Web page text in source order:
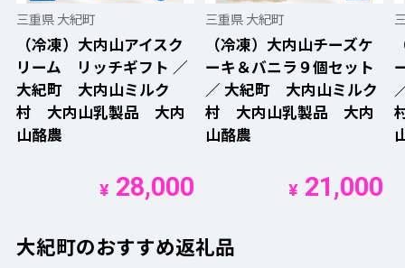
三重県 大紀町
（冷凍）大内山アイスク
リーム リッチギフト ／
大紀町 大内山ミルク
村 大内山乳製品 大内
山酪農
¥ 28,000
三重県 大紀町
（冷凍）大内山チーズケ
ーキ＆バニラ９個セット
／ 大紀町 大内山ミルク
村 大内山乳製品 大内
山酪農
¥ 21,000
大紀町のおすすめ返礼品